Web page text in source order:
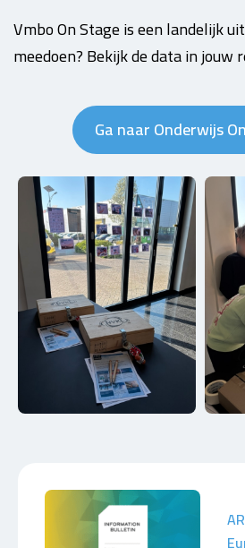
Vmbo On Stage is een landelijk
meedoen? Bekijk de data in jouw
Ga naar Onderwijs